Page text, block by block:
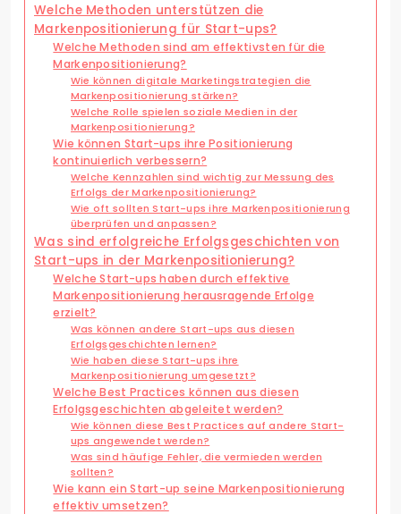
Welche Methoden unterstützen die
Markenpositionierung für Start-ups?
Welche Methoden sind am effektivsten für die
Markenpositionierung?
Wie können digitale Marketingstrategien die
Markenpositionierung stärken?
Welche Rolle spielen soziale Medien in der
Markenpositionierung?
Wie können Start-ups ihre Positionierung
kontinuierlich verbessern?
Welche Kennzahlen sind wichtig zur Messung des
Erfolgs der Markenpositionierung?
Wie oft sollten Start-ups ihre Markenpositionierung
überprüfen und anpassen?
Was sind erfolgreiche Erfolgsgeschichten von
Start-ups in der Markenpositionierung?
Welche Start-ups haben durch effektive
Markenpositionierung herausragende Erfolge
erzielt?
Was können andere Start-ups aus diesen
Erfolgsgeschichten lernen?
Wie haben diese Start-ups ihre
Markenpositionierung umgesetzt?
Welche Best Practices können aus diesen
Erfolgsgeschichten abgeleitet werden?
Wie können diese Best Practices auf andere Start-
ups angewendet werden?
Was sind häufige Fehler, die vermieden werden
sollten?
Wie kann ein Start-up seine Markenpositionierung
effektiv umsetzen?